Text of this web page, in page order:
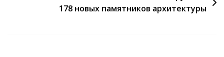
178 новых памятников архитектуры